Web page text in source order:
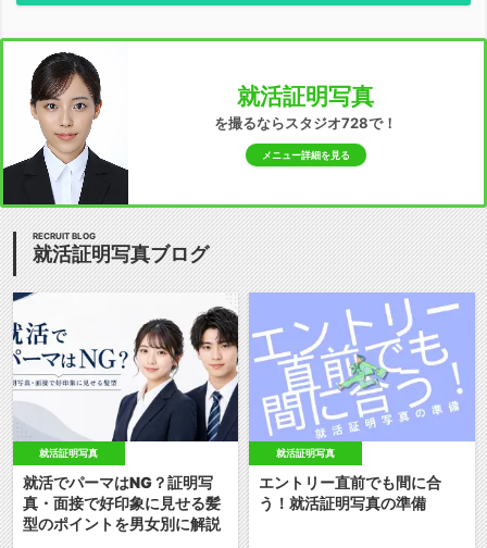
就活証明写真
を撮るならスタジオ728で！
メニュー詳細を見る
RECRUIT BLOG
就活証明写真ブログ
就活証明写真
就活でパーマはNG？証明写
真・面接で好印象に見せる髪
型のポイントを男女別に解説
就活証明写真
エントリー直前でも間に合
う！就活証明写真の準備